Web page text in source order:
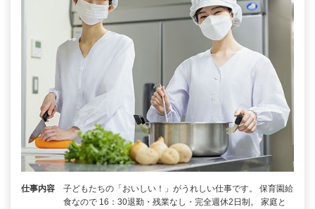
仕事内容
子どもたちの「おいしい！」がうれしい仕事です。 保育園給
食なので 16：30退勤・残業なし・完全週休2日制。 家庭と